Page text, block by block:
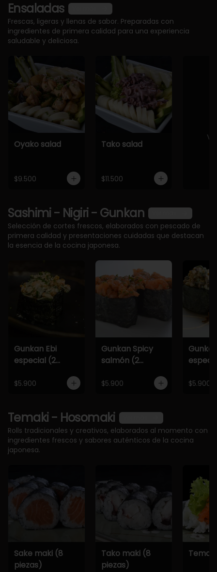
Ensaladas
Frescas, ligeras y llenas de sabor. Preparadas con
ingredientes de primera calidad para una experiencia
saludable y deliciosa.
Oyako salad
$9.500
Tako salad
$11.500
Sashimi - Nigiri - Gunkan
Selección de cortes frescos, elaborados con pescado de
primera calidad y presentaciones cuidadas que destacan
la esencia de la cocina japonesa.
Gunkan Ebi
especial (2
$5.900
Gunkan Spicy
salmón (2
$5.900 $5.900
Temaki - Hosomaki
Rolls tradicionales y creativos, elaborados al momento con
ingredientes frescos y sabores auténticos de la cocina
japonesa.
Sake maki (8
piezas)
Tako maki (8
piezas)